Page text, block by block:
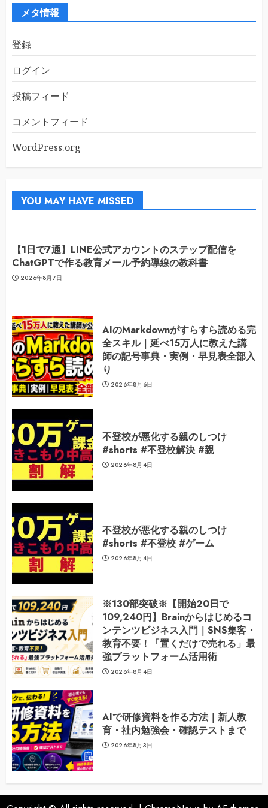
メタ情報
登録
ログイン
投稿フィード
コメントフィード
WordPress.org
YOU MAY HAVE MISSED
【1日で7通】LINE公式アカウントのステップ配信を
ChatGPTで作る教育メール予約導線の教科書
2026年8月7日
AIのMarkdownがすらすら読める完
全スキル｜延べ15万人に教えた講
師の記号事典・実例・早見表全部入
り
2026年8月6日
不登校が悪化する親のしつけ
#shorts #不登校解決 #親
2026年8月4日
不登校が悪化する親のしつけ
#shorts #不登校 #ゲーム
2026年8月4日
※130部突破※【開始20日で
109,240円】Brainからはじめるコ
ンテンツビジネス入門｜SNS集客・
教育不要！「置くだけで売れる」最
強プラットフォーム活用術
2026年8月4日
AIで研修資料を作る方法｜新人教
育・社内勉強会・確認テストまで
2026年8月3日